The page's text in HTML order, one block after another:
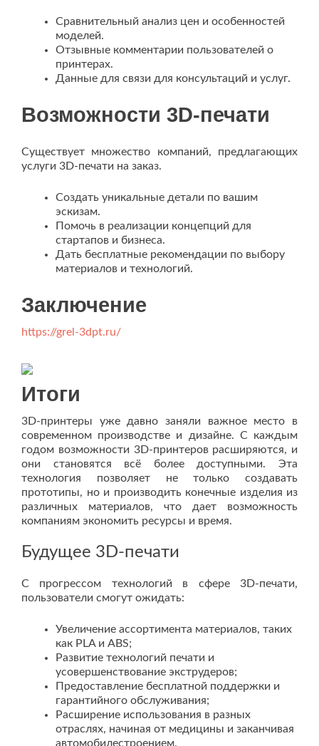
Сравнительный анализ цен и особенностей
моделей.
Отзывные комментарии пользователей о
принтерах.
Данные для связи для консультаций и услуг.
Возможности 3D-печати
Существует множество компаний, предлагающих
услуги 3D-печати на заказ.
Создать уникальные детали по вашим
эскизам.
Помочь в реализации концепций для
стартапов и бизнеса.
Дать бесплатные рекомендации по выбору
материалов и технологий.
Заключение
https://grel-3dpt.ru/
Итоги
3D-принтеры уже давно заняли важное место в
современном производстве и дизайне. С каждым
годом возможности 3D-принтеров расширяются, и
они становятся всё более доступными. Эта
технология позволяет не только создавать
прототипы, но и производить конечные изделия из
различных материалов, что дает возможность
компаниям экономить ресурсы и время.
Будущее 3D-печати
С прогрессом технологий в сфере 3D-печати,
пользователи смогут ожидать:
Увеличение ассортимента материалов, таких
как PLA и ABS;
Развитие технологий печати и
усовершенствование экструдеров;
Предоставление бесплатной поддержки и
гарантийного обслуживания;
Расширение использования в разных
отраслях, начиная от медицины и заканчивая
автомобилестроением.